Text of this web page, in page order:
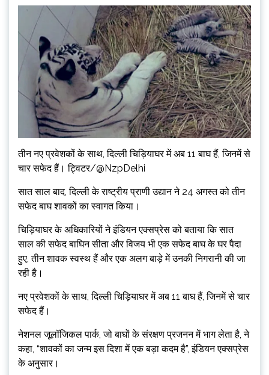
तीन नए प्रवेशकों के साथ, दिल्ली चिड़ियाघर में अब 11 बाघ हैं, जिनमें से
चार सफेद हैं। ट्विटर/@NzpDelhi
सात साल बाद, दिल्ली के राष्ट्रीय प्राणी उद्यान ने 24 अगस्त को तीन
सफेद बाघ शावकों का स्वागत किया।
चिड़ियाघर के अधिकारियों ने इंडियन एक्सप्रेस को बताया कि सात
साल की सफेद बाघिन सीता और विजय भी एक सफेद बाघ के घर पैदा
हुए, तीन शावक स्वस्थ हैं और एक अलग बाड़े में उनकी निगरानी की जा
रही है।
नए प्रवेशकों के साथ, दिल्ली चिड़ियाघर में अब 11 बाघ हैं, जिनमें से चार
सफेद हैं।
नेशनल जूलॉजिकल पार्क, जो बाघों के संरक्षण प्रजनन में भाग लेता है, ने
कहा, “शावकों का जन्म इस दिशा में एक बड़ा कदम है”, इंडियन एक्सप्रेस
के अनुसार।